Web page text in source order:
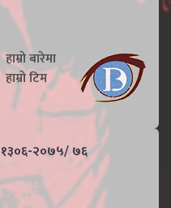
हाम्राे बारेमा
हाम्राे टिम
१३०६-२०७५/ ७६